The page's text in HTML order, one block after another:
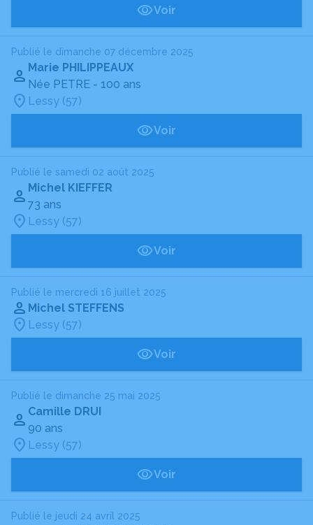
Voir
Publié le dimanche 07 décembre 2025
Marie PHILIPPEAUX
Née PETRE - 100 ans
Lessy (57)
Voir
Publié le samedi 02 août 2025
Michel KIEFFER
73 ans
Lessy (57)
Voir
Publié le mercredi 16 juillet 2025
Michel STEFFENS
Lessy (57)
Voir
Publié le dimanche 25 mai 2025
Camille DRUI
90 ans
Lessy (57)
Voir
Publié le jeudi 24 avril 2025